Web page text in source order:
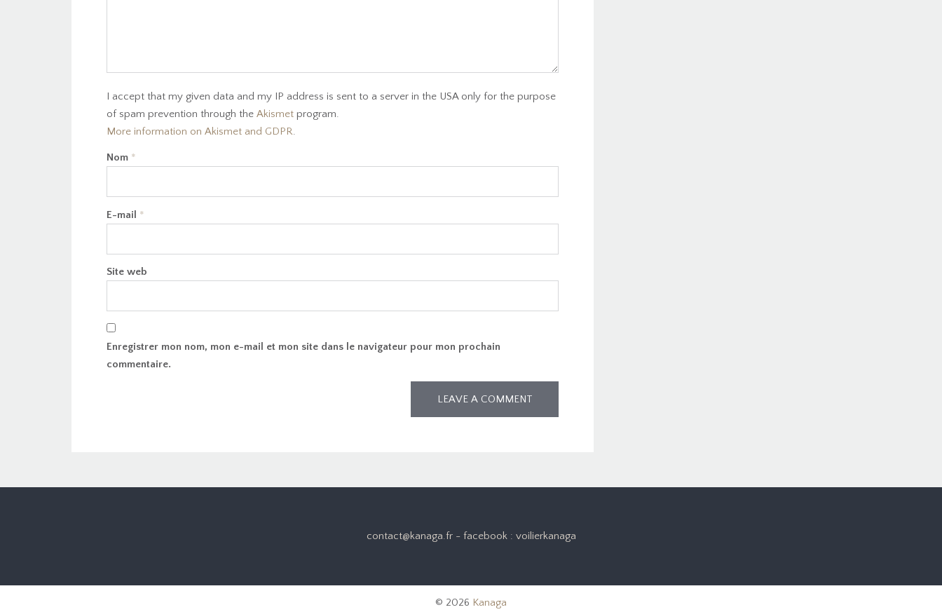
I accept that my given data and my IP address is sent to a server in the USA only for the purpose
of spam prevention through the Akismet program.
More information on Akismet and GDPR.
Nom *
E-mail *
Site web
Enregistrer mon nom, mon e-mail et mon site dans le navigateur pour mon prochain
commentaire.
contact@kanaga.fr - facebook : voilierkanaga
© 2026 Kanaga